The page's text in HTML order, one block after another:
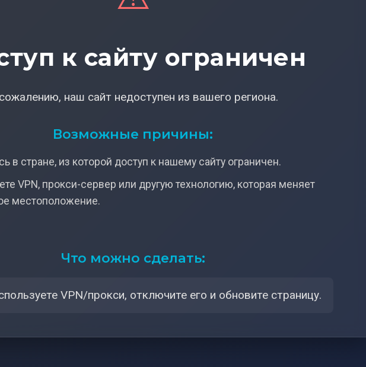
к сайту ограничен
наш сайт недоступен из вашего региона.
Возможные причины:
в стране, из которой доступ к нашему сайту ограничен.
VPN, прокси-сервер или другую технологию, которая меняет
местоположение.
Что можно сделать:
VPN/прокси, отключите его и обновите страницу.